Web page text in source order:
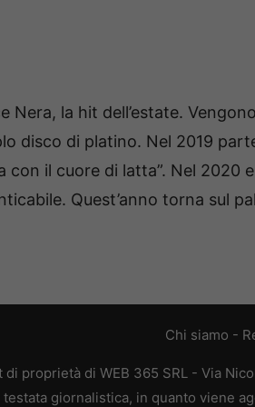
Nera, la hit dell’estate.
disco di platino. Nel 2019
con il cuore di latta”. Nel 2020
Quest’anno torna sul
Chi siamo -
proprietà di WEB 365 SRL - Via
giornalistica, in quanto viene